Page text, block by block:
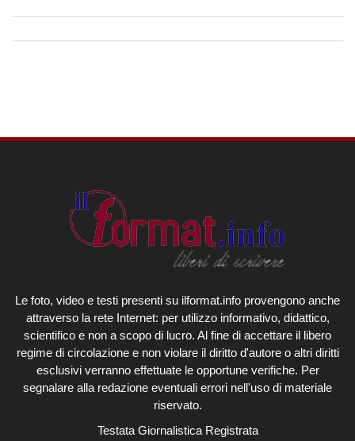
Le foto, video e testi presenti su ilformat.info provengono anche
attraverso la rete Internet: per utilizzo informativo, didattico,
scientifico e non a scopo di lucro. Al fine di accettare il libero
regime di circolazione e non violare il diritto d'autore o altri diritti
esclusivi verranno effettuate le opportune verifiche. Per
segnalare alla redazione eventuali errori nell'uso di materiale
riservato.
Testata Giornalistica Registrata